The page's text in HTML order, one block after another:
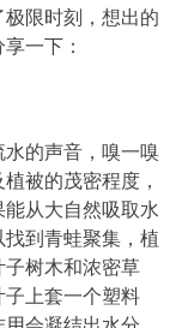
限时刻，想出的
一下：
的声音，嗅一嗅
被的茂密程度，
从大自然吸取水
到青蛙聚集，植
树木和浓密草
子上套一个塑料